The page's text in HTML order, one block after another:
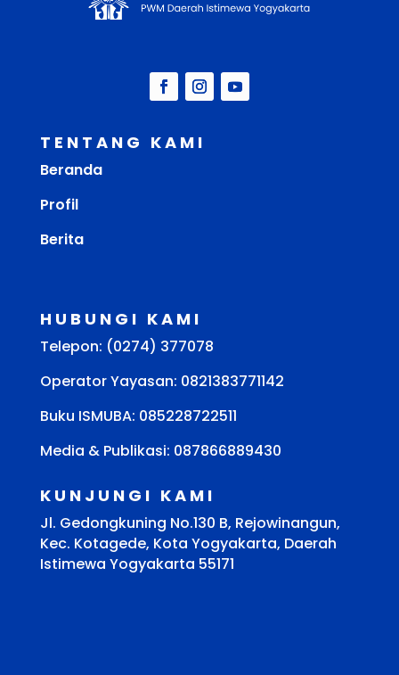
TENTANG KAMI
Beranda
Profil
Berita
HUBUNGI KAMI
Telepon: (0274) 377078
Operator Yayasan: 0821383771142
Buku ISMUBA: 085228722511
Media & Publikasi: 087866889430
KUNJUNGI KAMI
Jl. Gedongkuning No.130 B, Rejowinangun,
Kec. Kotagede, Kota Yogyakarta, Daerah
Istimewa Yogyakarta 55171